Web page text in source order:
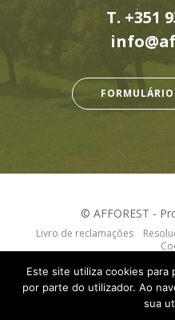
T.+351
© AFFOREST -
Livro de reclamações
Este site utiliza cookies para
por parte do utilizador. Ao
sua